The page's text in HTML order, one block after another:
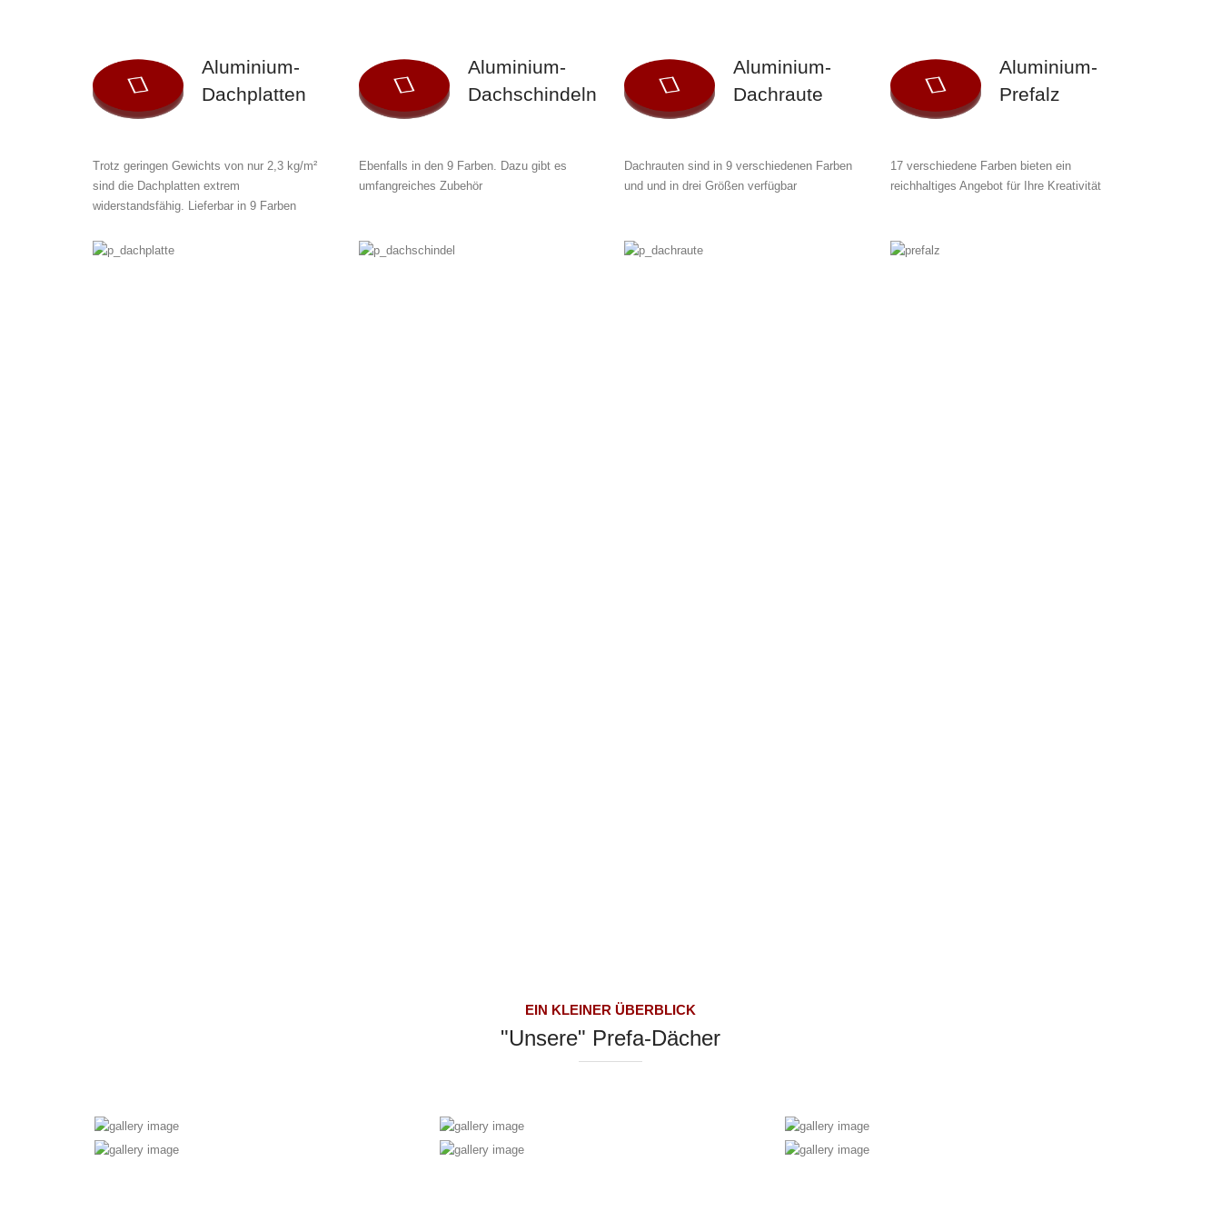
Aluminium-
Dachplatten
Trotz geringen Gewichts von nur 2,3 kg/m²
sind die Dachplatten extrem
widerstandsfähig. Lieferbar in 9 Farben
Aluminium-
Dachschindeln
Ebenfalls in den 9 Farben. Dazu gibt es
umfangreiches Zubehör
Aluminium-
Dachraute
Dachrauten sind in 9 verschiedenen Farben
und und in drei Größen verfügbar
Aluminium-
Prefalz
17 verschiedene Farben bieten ein
reichhaltiges Angebot für Ihre Kreativität
EIN KLEINER ÜBERBLICK
"Unsere" Prefa-Dächer